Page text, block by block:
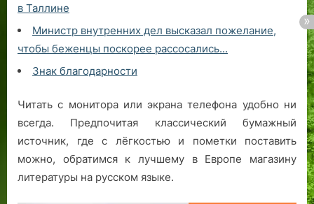
в Таллине
Министр внутренних дел высказал пожелание,
чтобы беженцы поскорее рассосались...
Знак благодарности
Читать с монитора или экрана телефона удобно ни
всегда. Предпочитая классический бумажный
источник, где с лёгкостью и пометки поставить
можно, обратимся к лучшему в Европе магазину
литературы на русском языке.